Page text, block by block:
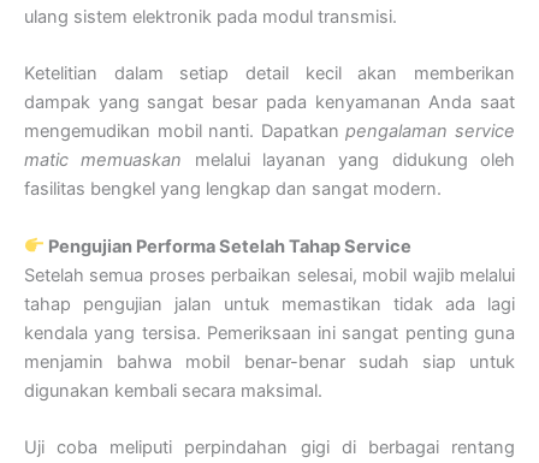
ulang sistem elektronik pada modul transmisi.
Ketelitian dalam setiap detail kecil akan memberikan
dampak yang sangat besar pada kenyamanan Anda saat
mengemudikan mobil nanti. Dapatkanpengalaman service
matic memuaskan melalui layanan yang didukung oleh
fasilitas bengkel yang lengkap dan sangat modern.
Pengujian Performa Setelah Tahap Service
Setelah semua proses perbaikan selesai, mobil wajib melalui
tahap pengujian jalan untuk memastikan tidak ada lagi
kendala yang tersisa. Pemeriksaan ini sangat penting guna
menjamin bahwa mobil benar-benar sudah siap untuk
digunakan kembali secara maksimal.
Uji coba meliputi perpindahan gigi di berbagai rentang